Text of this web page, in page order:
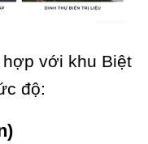
với khu Biệt
độ: